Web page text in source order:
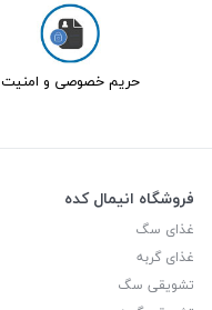
حریم خصوصی و امنیت
فروشگاه انیمال کده
غذای سگ
غذای گربه
تشویقی سگ